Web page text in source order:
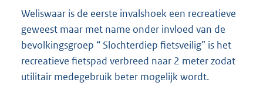
Weliswaar is de eerste invalshoek een recreatieve
geweest maar met name onder invloed van de
bevolkingsgroep “ Slochterdiep fietsveilig” is het
recreatieve fietspad verbreed naar 2 meter zodat
utilitair medegebruik beter mogelijk wordt.